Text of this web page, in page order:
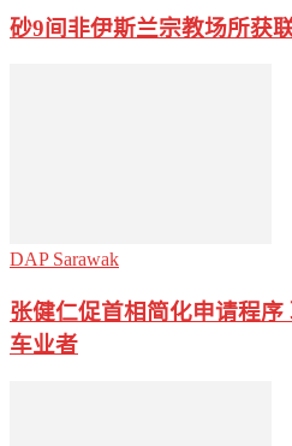
砂9间非伊斯兰宗教场所获
DAP Sarawak
张健仁促首相简化申请程序
车业者